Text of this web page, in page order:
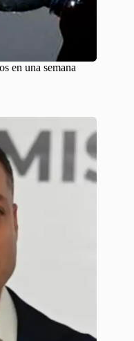
en una semana